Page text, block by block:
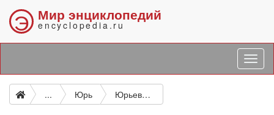
Э Мир энциклопедий
encyclopedia.ru
... Юрь Юрьев Алексей Михайлович